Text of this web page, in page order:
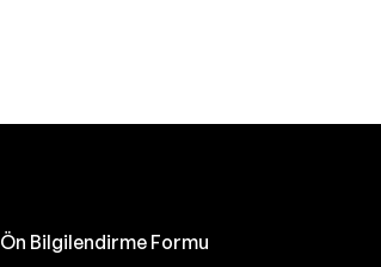
Ön Bilgilendirme Formu